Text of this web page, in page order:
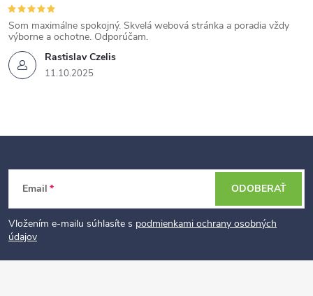
Rastislav Czelis
11.10.2025
Som maximálne spokojný. Skvelá webová stránka a poradia vždy
výborne a ochotne. Odporúčam.
t
Email
Vložením e-mailu súhlasíte s podmienkami ochrany osobných
údajov
ODOBERAŤ